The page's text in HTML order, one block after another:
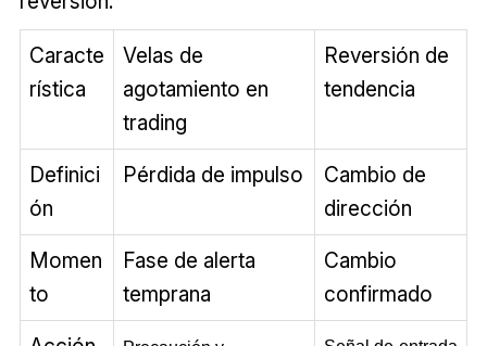
Caracte
rística
Velas de
agotamiento en
trading
Reversión de
tendencia
Definici
ón
Pérdida de impulso
Cambio de
dirección
Momen
to
Fase de alerta
temprana
Cambio
confirmado